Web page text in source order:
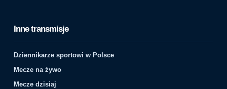
Inne transmisje
Dziennikarze sportowi w Polsce
Mecze na żywo
Mecze dzisiaj